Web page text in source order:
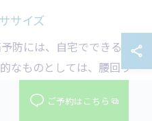
サイズ
防には、自宅でできるエ
なものとしては、腰回り
を使わず実践できるた
ご予約はこちら